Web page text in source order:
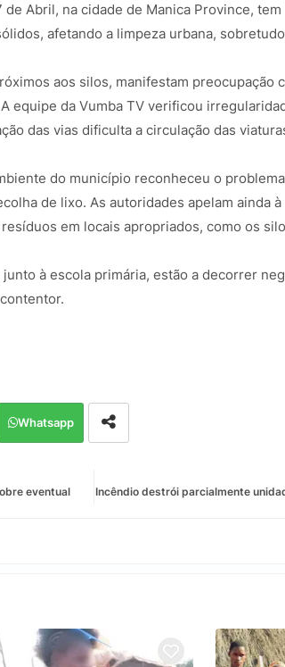
Abril, na cidade de Manica Province,
afetando a limpeza urbana,
aos silos, manifestam preocupação
equipe da Vumba TV verificou
das vias dificulta a circulação das
do município reconheceu o
de lixo. As autoridades apelam ainda
em locais apropriados, como os
à escola primária, estão a decorrer
Whatsapp
Incêndio destrói parcialmente
eventual